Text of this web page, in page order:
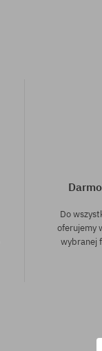
Do
oferujemy
wybranej